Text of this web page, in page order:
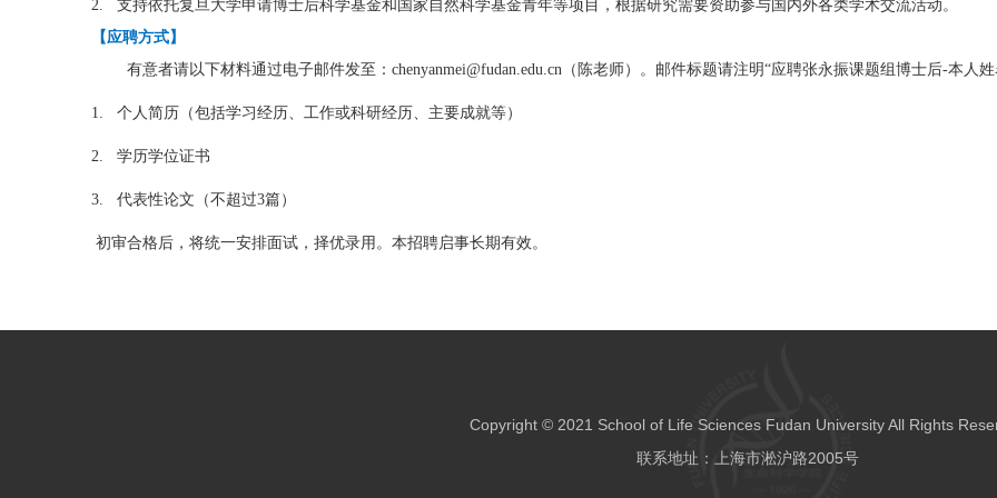
2.
支持依托复旦大学申请博士后科学基金和国家自然科学基金青年等项目，根据研究需要资助参与国内外各类学术交流活动。
【应聘方式】
有意者请以下材料通过电子邮件发至： chenyanmei@fudan.edu.cn （陈老师）。邮件标题请注明“应聘张永振课题组博士后-本人姓
1. 个人简历（包括学习经历、工作或科研经历、主要成就等）
2. 学历学位证书
3. 代表性论文（不超过3篇）
初审合格后，将统一安排面试，择优录用。本招聘启事长期有效。
Copyright © 2021 School of Life Sciences Fudan University All Rights
联系地址：上海市淞沪路2005号